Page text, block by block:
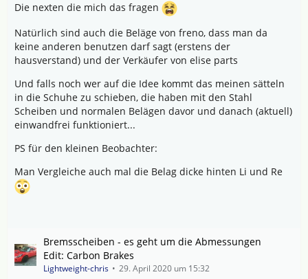
Die nexten die mich das fragen
Natürlich sind auch die Beläge von freno, dass man da
keine anderen benutzen darf sagt (erstens der
hausverstand) und der Verkäufer von elise parts
Und falls noch wer auf die Idee kommt das meinen sätteln
in die Schuhe zu schieben, die haben mit den Stahl
Scheiben und normalen Belägen davor und danach (aktuell)
einwandfrei funktioniert...
PS für den kleinen Beobachter:
Man Vergleiche auch mal die Belag dicke hinten Li und Re
Bremsscheiben - es geht um die Abmessungen
Edit: Carbon Brakes
Lightweight-chris 29. April 2020 um 15:32